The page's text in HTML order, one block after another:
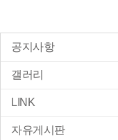
공지사항
갤러리
LINK
자유게시판